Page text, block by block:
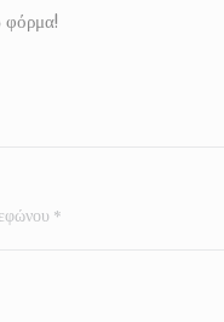
φόρμα!